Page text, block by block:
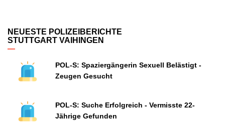
NEUESTE POLIZEIBERICHTE
STUTTGART VAIHINGEN
POL-S: Spaziergängerin Sexuell Belästigt -
Zeugen Gesucht
POL-S: Suche Erfolgreich - Vermisste 22-
Jährige Gefunden